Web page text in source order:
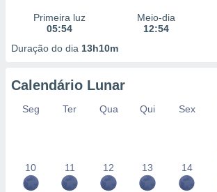
Primeira luz
05:54
Meio-dia
12:54
Duração do dia 13h10m
Calendário Lunar
Seg Ter Qua Qui Sex
10 11 12 13 14